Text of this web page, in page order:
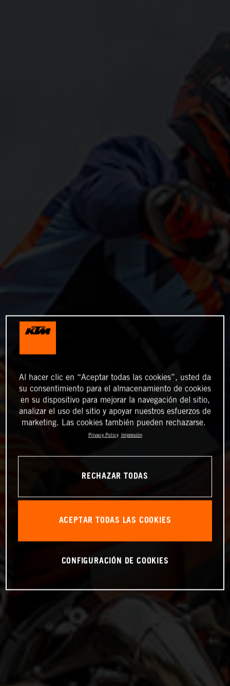
Al hacer clic en “Aceptar todas las cookies”, usted da
su consentimiento para el almacenamiento de cookies
en su dispositivo para mejorar la navegación del sitio,
analizar el uso del sitio y apoyar nuestros esfuerzos de
marketing. Las cookies también pueden rechazarse.
Privacy Policy Impresión
RECHAZAR TODAS
ACEPTAR TODAS LAS COOKIES
CONFIGURACIÓN DE COOKIES